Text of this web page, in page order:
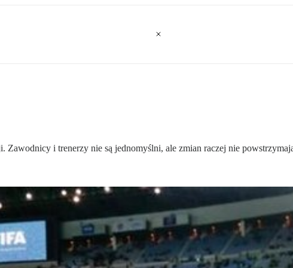
i trenerzy nie są jednomyślni, ale zmian raczej nie